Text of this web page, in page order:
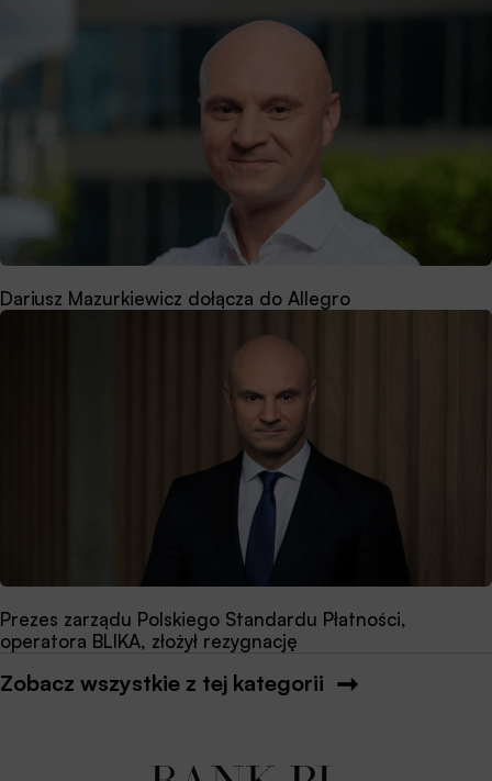
Dariusz Mazurkiewicz dołącza do Allegro
Prezes zarządu Polskiego Standardu Płatności,
operatora BLIKA, złożył rezygnację
Zobacz wszystkie z tej kategorii